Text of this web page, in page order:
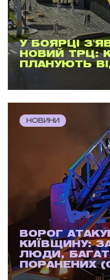
У БОЯРЦІ
НОВИЙ ТРЦ:
ПЛАНУЮТЬ
НОВИНИ
ВОРОГ
КИЇВЩИНУ:
ЛЮДИ,
ПОРАНЕНИХ